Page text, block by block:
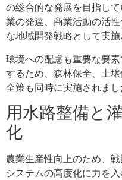
の総合的な発展を目指し
業の発達、商業活動の活
な地域開発戦略として実施
環境への配慮も重要な要
するため、森林保全、土
全策も同時に実施されまし
用水路整備と
化
農業生産性向上のため、
システムの高度化に力を